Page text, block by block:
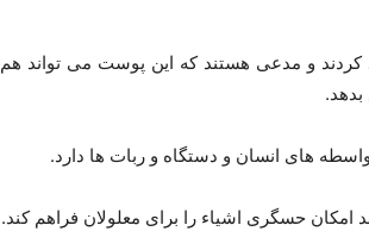
کردند و مدعی هستند که این پوست می تواند هم
های انسان و دستگاه و ربات ها دارد.
امکان حسگری اشیاء را برای معلولان فراهم کند.